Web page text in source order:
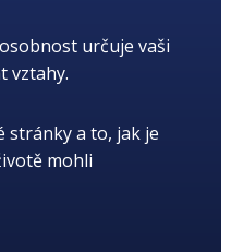
určuje vaši
vztahy.
stránky a to, jak je
mohli